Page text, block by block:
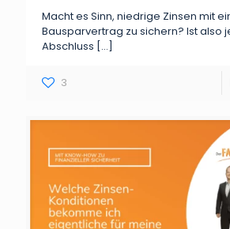
Macht es Sinn, niedrige Zinsen mit
Bausparvertrag zu sichern? Ist also
Abschluss […]
3